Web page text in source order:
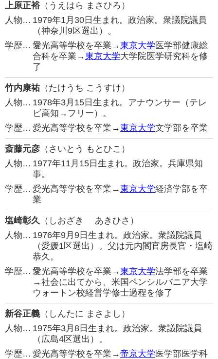
上原正裕（うえはら まさひろ）
人物… 1979年1月30日生まれ。政治家。衆議院議員
（神奈川9区選出）。
学歴… 愛光高等学校を卒業→東京大学 医学部健康総
合科を卒業→東京大学大学院医学研究科を修
了
竹内康祐（たけうち こうすけ）
人物… 1978年3月15日生まれ。アナウンサー（テレ
ビ高知→フリー）。
学歴… 愛光高等学校を卒業→東京大学文学部を卒業
斎藤元彦 （さいとう もとひこ）
人物… 1977年11月15日生まれ。政治家。兵庫県知
事。
学歴… 愛光高等学校を卒業→東京大学経済学部を卒
業
塩崎彰久 （しおざき あきひさ）
人物… 1976年9月9日生まれ。政治家。衆議院議員
（愛媛1区選出）。父は元内閣官房長官・塩崎
恭久。
学歴… 愛光高等学校を卒業→東京大学法学部を卒業
→社会に出てから、米国ペンシルバニア大学
ウォートン校経営学修士過程を修了
新谷正義 （しんたに まさよし）
人物… 1975年3月8日生まれ。政治家。衆議院議員
（広島4区選出）。
学歴… 愛光高等学校を卒業→帝京大学 医学部医学科